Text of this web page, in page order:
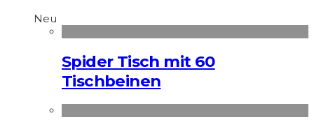
Neu
Spider Tisch mit 60
Tischbeinen